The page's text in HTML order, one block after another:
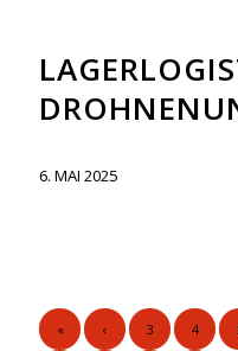
6. MAI 2025
« ‹ 3 4